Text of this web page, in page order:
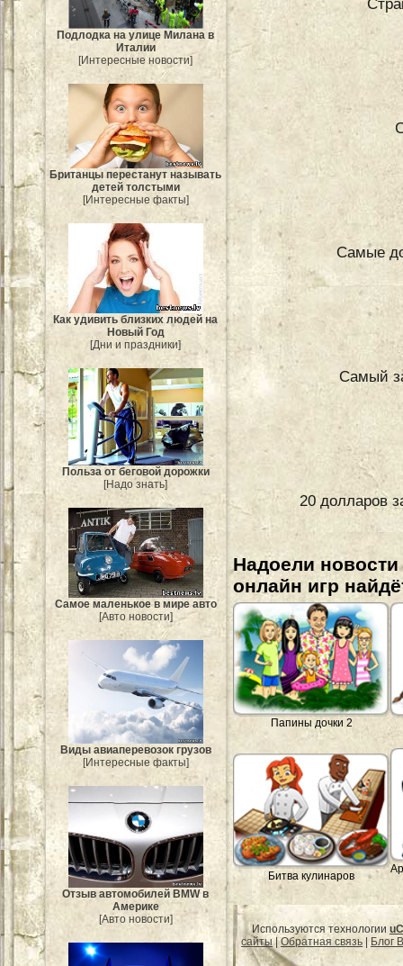
Подлодка на улице Милана в
Италии
[Интересные новости]
Британцы перестанут называть
детей толстыми
[Интересные факты]
Как удивить близких людей на
Новый Год
[Дни и праздники]
Польза от беговой дорожки
[Надо знать]
Самое маленькое в мире авто
[Авто новости]
Виды авиаперевозок грузов
[Интересные факты]
Отзыв автомобилей BMW в
Америке
[Авто новости]
Самые
Самый
20 долларов
Надоели
онлайн игр
Папины дочки 2
Битва кулинаров
Используются технологии
сайты|Обратная связь Блог